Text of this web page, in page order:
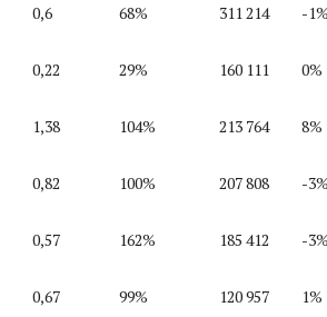
0,6 68% 311 214 -
0,22 29% 160 111 0%
1,38 104% 213 764 8%
0,82 100% 207 808 -
0,57 162% 185 412 -
0,67 99% 120 957 1%